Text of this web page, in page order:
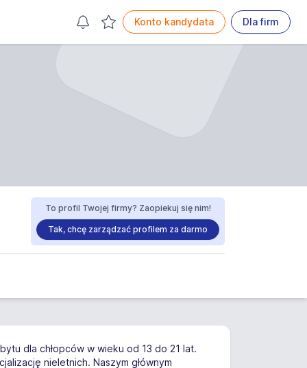
Konto kandydata Dla firm
To profil Twojej firmy? Zaopiekuj się nim!
Tak, chcę zarządzać profilem za darmo
dla chłopców w wieku od 13 do 21 lat.
nieletnich. Naszym głównym